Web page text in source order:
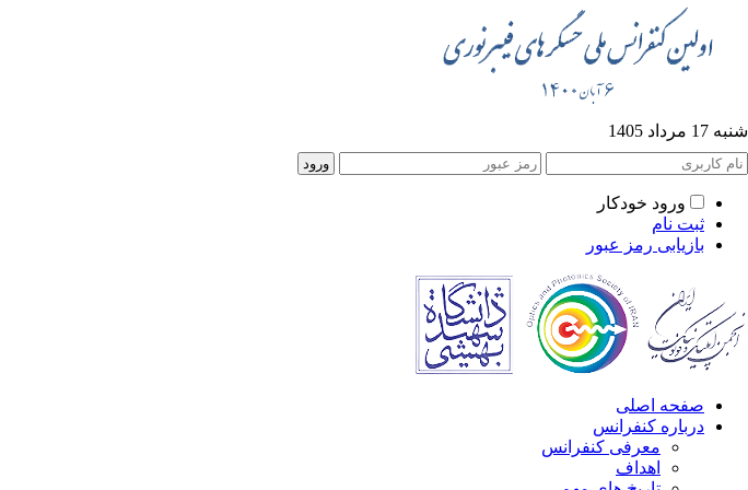
شنبه 17 مرداد 1405
ورود خودکار
ثبت نام
بازیابی رمز عبور
صفحه اصلی
درباره کنفرانس
معرفی کنفرانس
اهداف